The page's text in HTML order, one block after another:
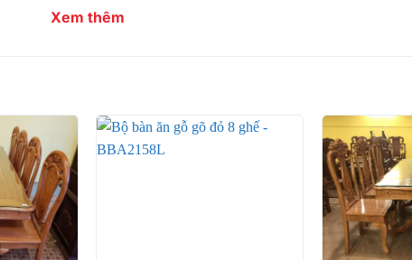
Bàn ăn gỗ căm xe sơn đông
Xem thêm
+